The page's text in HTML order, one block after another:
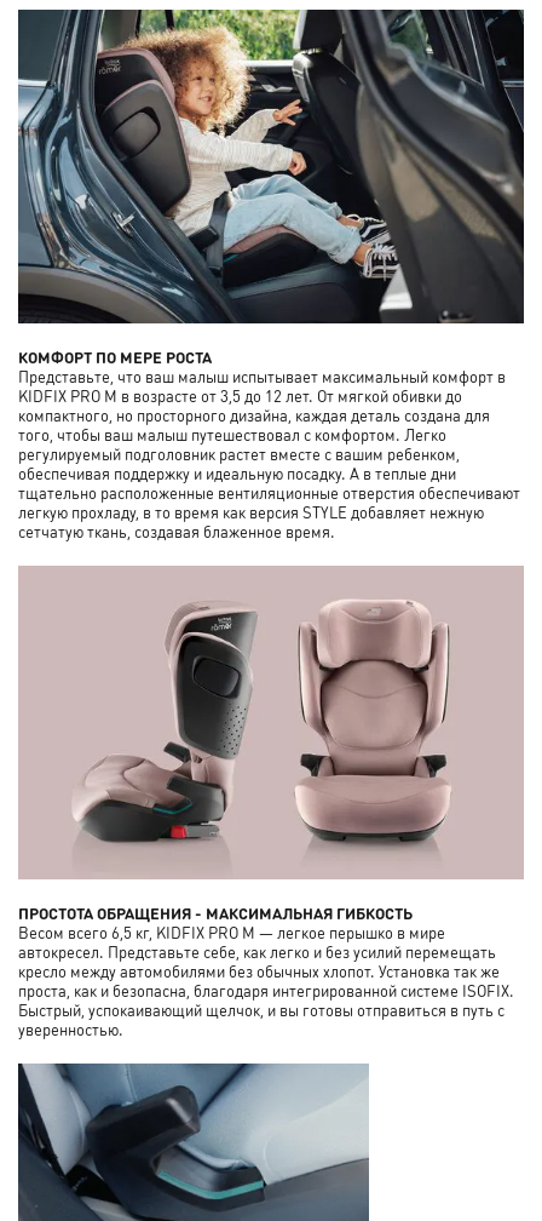
КОМФОРТ ПО МЕРЕ РОСТА
Представьте, что ваш малыш испытывает максимальный комфорт в
KIDFIX PRO M в возрасте от 3,5 до 12 лет. От мягкой обивки до
компактного, но просторного дизайна, каждая деталь создана для
того, чтобы ваш малыш путешествовал с комфортом. Легко
регулируемый подголовник растет вместе с вашим ребенком,
обеспечивая поддержку и идеальную посадку. А в теплые дни
тщательно расположенные вентиляционные отверстия обеспечивают
легкую прохладу, в то время как версия STYLE добавляет нежную
сетчатую ткань, создавая блаженное время.
ПРОСТОТА ОБРАЩЕНИЯ - МАКСИМАЛЬНАЯ ГИБКОСТЬ
Весом всего 6,5 кг, KIDFIX PRO M — легкое перышко в мире
автокресел. Представьте себе, как легко и без усилий перемещать
кресло между автомобилями без обычных хлопот. Установка так же
проста, как и безопасна, благодаря интегрированной системе ISOFIX.
Быстрый, успокаивающий щелчок, и вы готовы отправиться в путь с
уверенностью.